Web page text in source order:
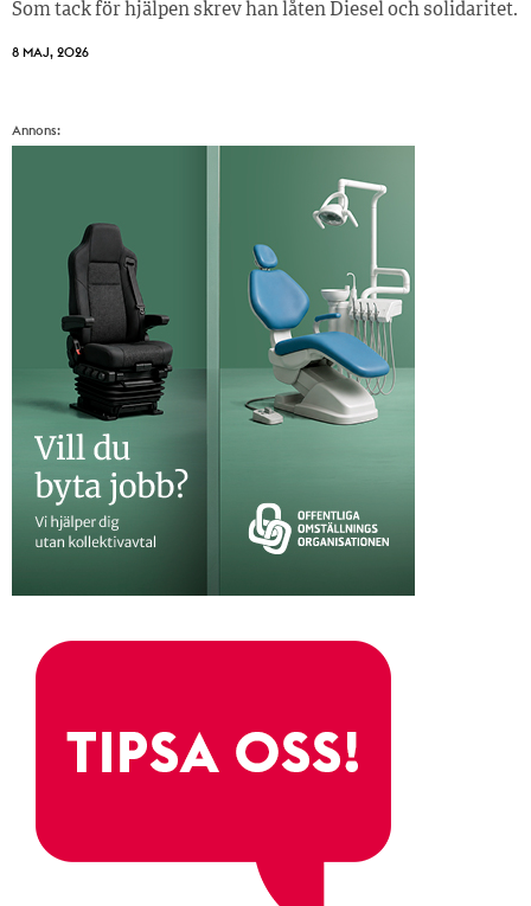
Som tack för hjälpen skrev han låten Diesel och solidaritet.
8 MAJ, 2026
Annons: